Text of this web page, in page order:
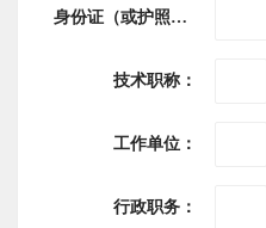
身份证（或护照）号：
技术职称：
工作单位：
行政职务：